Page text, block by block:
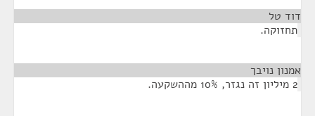
דוד טל
תחזוקה.
אמנון נויבך
2 מיליון זה נגזר, 10% מההשקעה.